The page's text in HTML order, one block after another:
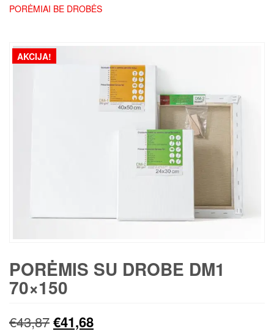
PORĖMIAI BE DROBĖS
AKCIJA!
PORĖMIS SU DROBE DM1
70×150
€43,87Original
€41,68Current